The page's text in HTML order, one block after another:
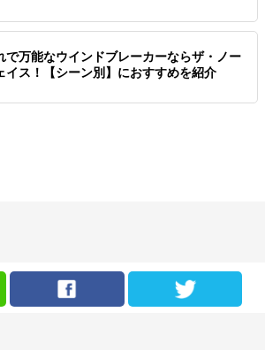
で万能なウインドブレーカーならザ・ノー
イス！【シーン別】におすすめを紹介